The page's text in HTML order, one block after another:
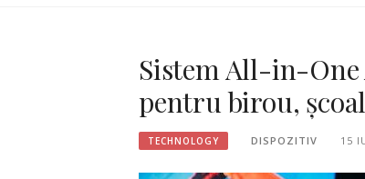
Sistem All-in-One
pentru birou,
TECHNOLOGY DISPOZITIV 15